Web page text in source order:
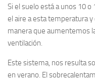
Si el suelo está a unos 10
el aire a esta temperatura
manera que aumentemos
ventilación.
Este sistema, nos resulta
en verano. El